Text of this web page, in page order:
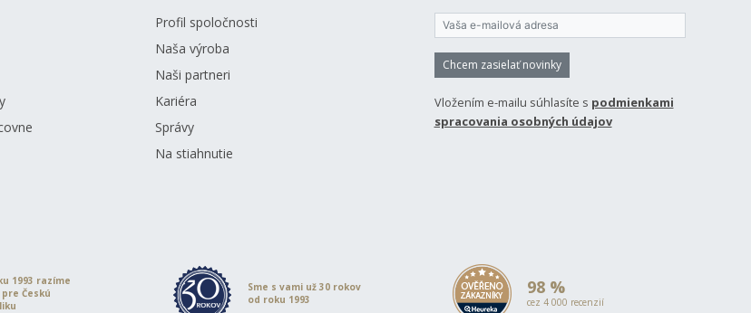
Profil spoločnosti
Naša výroba
Naši partneri
Kariéra
Správy
Na stiahnutie
Chcem zasielať novinky
Vložením e-mailu súhlasíte s podmienkami
spracovania osobných údajov
1993 razíme
Českú
Sme s vami už 30 rokov
od roku 1993
98 %
cez 4 000 recenzií